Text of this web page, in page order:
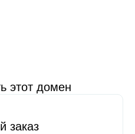
этот домен
заказ